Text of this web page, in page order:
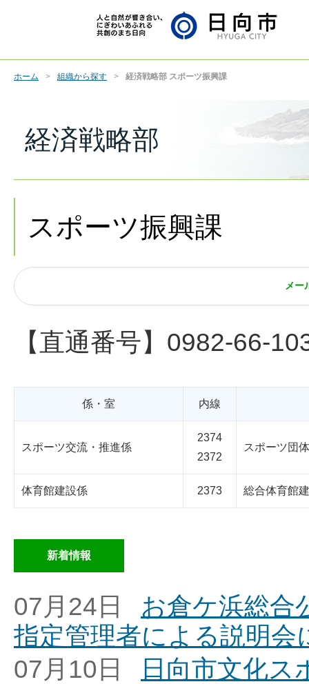
ホーム 組織から探す 経済戦略部 スポーツ振興課
経済戦略部
スポーツ振興課
メー
【直通番号】0982-66-
係・室 内線
スポーツ交流・推進係
2374
2372
スポーツ団
体育館建設係 2373 総合体育館
新着情報
07月24日
お倉ケ浜総合
指定管理者による説明会
07月10日
日向市文化ス